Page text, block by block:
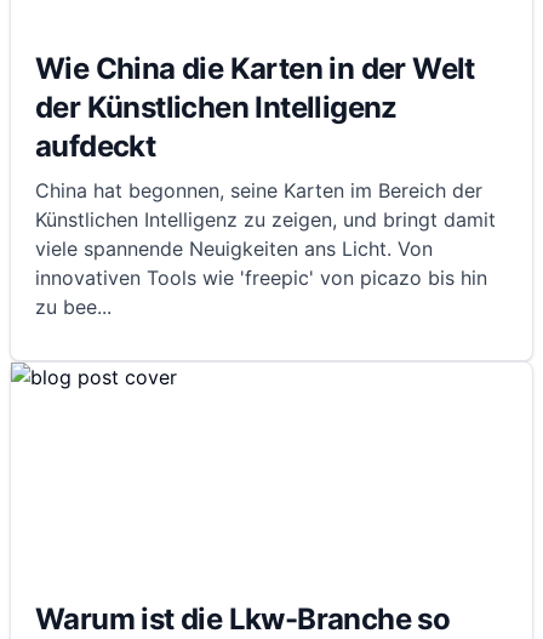
Wie China die Karten in der Welt
der Künstlichen Intelligenz
aufdeckt
China hat begonnen, seine Karten im Bereich der
Künstlichen Intelligenz zu zeigen, und bringt damit
viele spannende Neuigkeiten ans Licht. Von
innovativen Tools wie 'freepic' von picazo bis hin
zu bee...
Warum ist die Lkw-Branche so